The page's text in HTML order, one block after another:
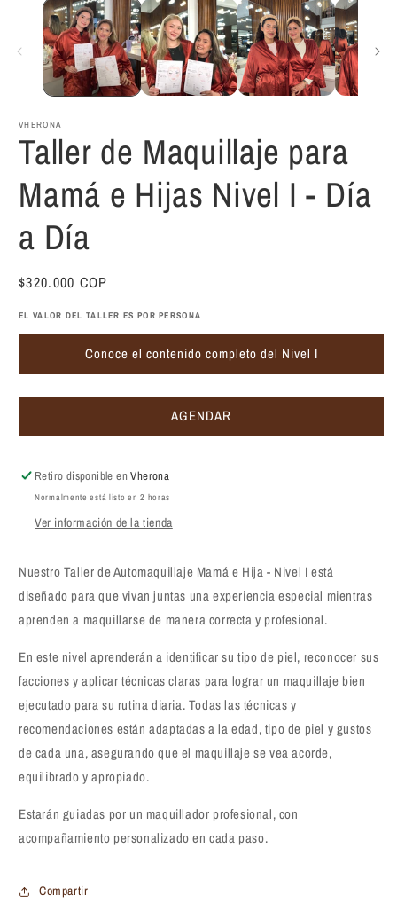
VHERONA
Taller de Maquillaje para
Mamá e Hijas Nivel I - Día
a Día
Precio
$320.000 COP
EL VALOR DEL TALLER ES POR PERSONA
Conoce el contenido completo del Nivel I
AGENDAR
Retiro disponible enVherona
Normalmente está listo en 2 horas
Ver información de la tienda
Nuestro Taller de Automaquillaje Mamá e Hija - Nivel I está
diseñado para que vivan juntas una experiencia especial mientras
aprenden a maquillarse de manera correcta y profesional.
En este nivel aprenderán a identificar su tipo de piel, reconocer sus
facciones y aplicar técnicas claras para lograr un maquillaje bien
ejecutado para su rutina diaria. Todas las técnicas y
recomendaciones están adaptadas a la edad, tipo de piel y gustos
de cada una, asegurando que el maquillaje se vea acorde,
equilibrado y apropiado.
Estarán guiadas por un maquillador profesional, con
acompañamiento personalizado en cada paso.
Compartir